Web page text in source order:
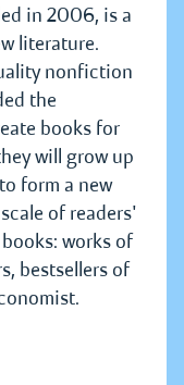
in 2006, is a
literature.
nonfiction
the
books for
will grow up
form a new
of readers'
works of
bestsellers of